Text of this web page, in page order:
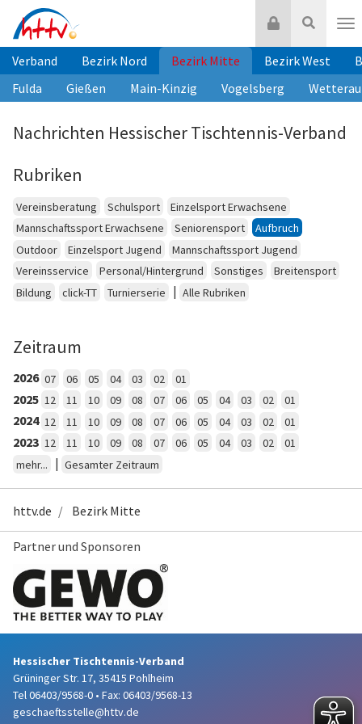
Inhalt
springen
Suche
Login
Verband Bezirk Nord Bezirk Mitte Bezirk West
Fulda
Gießen Main-Kinzig Vogelsberg Wetterau
Nachrichten Hessischer Tischtennis-Verband
Rubriken
Vereinsberatung Schulsport
Einzelsport Erwachsene
Mannschaftssport Erwachsene
Seniorensport
Aufbruch
Outdoor
Einzelsport Jugend
Mannschaftssport Jugend
Vereinsservice
Personal/Hintergrund Sonstiges
Breitensport
Bildung
click-TT Turnierserie | Alle Rubriken
Zeitraum
2026 07 06 05 04 03 02 01
2025 12 11 10 09 08 07 06 05 04 03 02 01
2024 12 11 10 09 08 07 06 05 04 03 02 01
2023 12 11 10 09 08 07 06 05 04 03 02
01
mehr...
| Gesamter Zeitraum
httv.de Bezirk Mitte
Partner und Sponsoren
Hessischer Tischtennis-Verband
Grüninger Str. 17, 35415 Pohlheim
Tel 06403/9568-0 • Fax: 06403/9568-13
geschaeftsstelle@httv.de